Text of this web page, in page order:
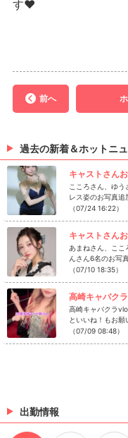
す❤︎
前へ
過去の新着＆ホットニ
キャストさん
こころさん、ゆ
レス姿のお写真
s://
（07/24 16:22）
キャストさん
あまねさん、ここ
んさん6名のお写
ェック！
（07/10 18:35）
高崎キャバク
高崎キャバクラ
といいね！もお
（07/09 08:48）
出勤情報